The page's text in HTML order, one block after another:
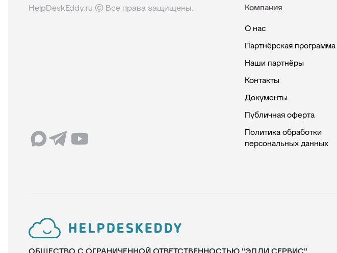
HelpDeskEddy.ru © Все права защищены.
Компания
О нас
Партнёрская программа
Наши партнёры
Контакты
Документы
Публичная оферта
Политика обработки
персональных данных